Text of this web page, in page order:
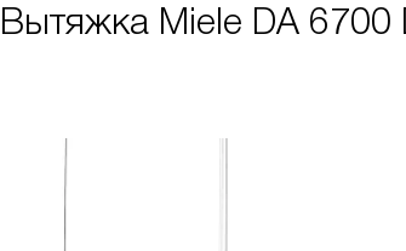
Вытяжка Miele DA 6700